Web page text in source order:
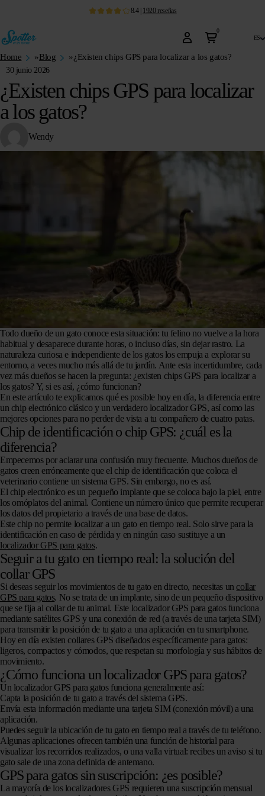
8.4| 1920 reseñas
0
es
Home »Blog »¿Existen chips GPS para localizar a los gatos?
30 junio 2026
¿Existen chips GPS para localizar
a los gatos?
Wendy
Todo dueño de un gato conoce esta situación: tu felino no vuelve a la hora
habitual y desaparece durante horas, o incluso días, sin dejar rastro. La
naturaleza curiosa e independiente de los gatos los empuja a explorar su
entorno, a veces mucho más allá de tu jardín. Ante esta incertidumbre, cada
vez más dueños se hacen la pregunta: ¿existen chips GPS para localizar a
los gatos? Y, si es así, ¿cómo funcionan?
En este artículo te explicamos qué es posible hoy en día, la diferencia entre
un chip electrónico clásico y un verdadero localizador GPS, así como las
mejores opciones para no perder de vista a tu compañero de cuatro patas.
Chip de identificación o chip GPS: ¿cuál es la
diferencia?
Empecemos por aclarar una confusión muy frecuente. Muchos dueños de
gatos creen erróneamente que el chip de identificación que coloca el
veterinario contiene un sistema GPS. Sin embargo, no es así.
El chip electrónico es un pequeño implante que se coloca bajo la piel, entre
los omóplatos del animal. Contiene un número único que permite recuperar
los datos del propietario a través de una base de datos.
Este chip no permite localizar a un gato en tiempo real. Solo sirve para la
identificación en caso de pérdida y en ningún caso sustituye a un
localizador GPS para gatos.
Seguir a tu gato en tiempo real: la solución del
collar GPS
Si deseas seguir los movimientos de tu gato en directo, necesitas un collar
GPS para gatos. No se trata de un implante, sino de un pequeño dispositivo
que se fija al collar de tu animal. Este localizador GPS para gatos funciona
mediante satélites GPS y una conexión de red (a través de una tarjeta SIM)
para transmitir la posición de tu gato a una aplicación en tu smartphone.
Hoy en día existen collares GPS diseñados específicamente para gatos:
ligeros, compactos y cómodos, que respetan su morfología y sus hábitos de
movimiento.
¿Cómo funciona un localizador GPS para gatos?
Un localizador GPS para gatos funciona generalmente así:
Capta la posición de tu gato a través del sistema GPS.
Envía esta información mediante una tarjeta SIM (conexión móvil) a una
aplicación.
Puedes seguir la ubicación de tu gato en tiempo real a través de tu teléfono.
Algunas aplicaciones ofrecen también una función de historial para
visualizar los recorridos realizados, o una valla virtual: recibes un aviso si tu
gato sale de una zona definida de antemano.
GPS para gatos sin suscripción: ¿es posible?
La mayoría de los localizadores GPS requieren una suscripción mensual